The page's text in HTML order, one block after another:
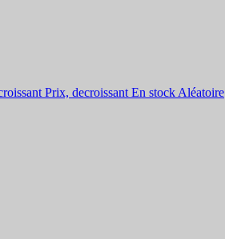
Prix, decroissant En stock Aléatoire